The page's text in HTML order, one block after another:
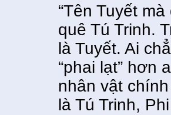
“Tên Tuyết
quê Tú Trinh.
là Tuyết. Ai
“phai lạt” hơn
nhân vật
là Tú Trinh,